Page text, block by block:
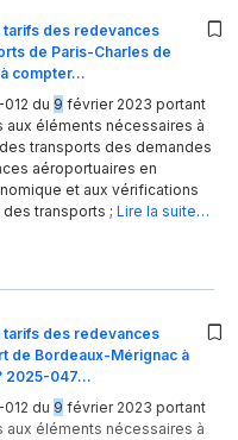
des redevances
de Paris-Charles de
compter…
du 9 février 2023 portant
éléments nécessaires à
transports des demandes
aéroportuaires en
et aux vérifications
transports ; Lire la suite…
des redevances
de Bordeaux-Mérignac à
2025-047…
du 9 février 2023 portant
éléments nécessaires à